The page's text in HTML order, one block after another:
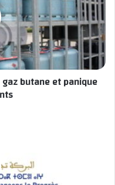
gaz butane et panique